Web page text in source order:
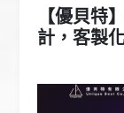
【優貝特
計，客製